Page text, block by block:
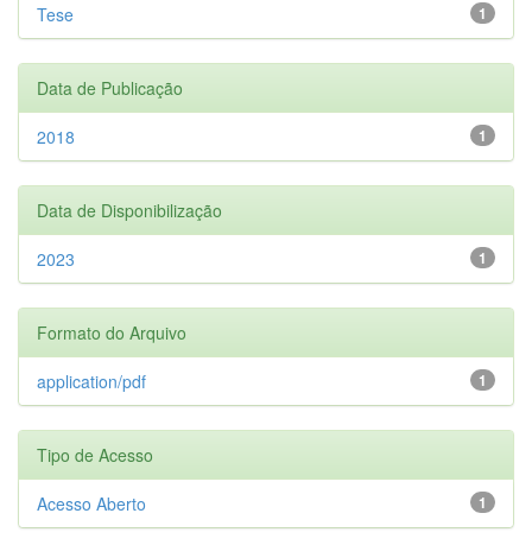
1
Tese
Data de Publicação
1
2018
Data de Disponibilização
1
2023
Formato do Arquivo
1
application/pdf
Tipo de Acesso
1
Acesso Aberto